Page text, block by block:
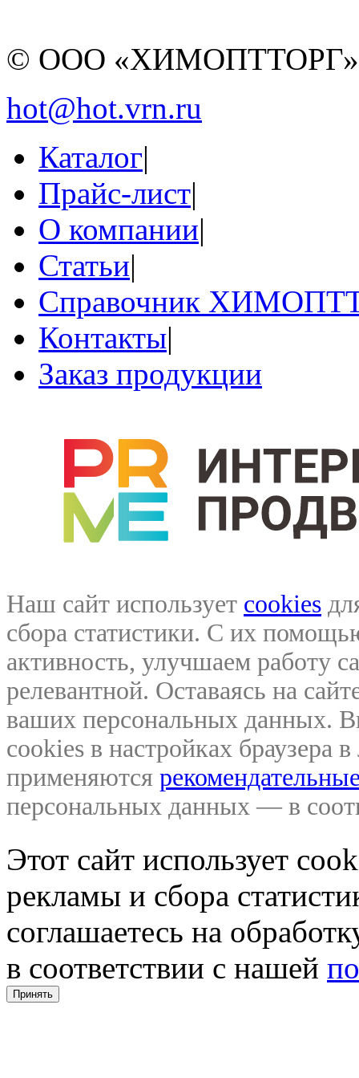
© ООО
hot@hot.vrn.ru
Каталог|
Прайс-лист|
О компании|
Статьи|
Справочник
Контакты|
Заказ продукции
Наш сайт использует cookies
сбора статистики. С их
активность, улучшаем работу
релевантной. Оставаясь на
ваших персональных данных.
cookies в настройках браузера
применяются
персональных данных — в
Этот сайт использует
рекламы и сбора
соглашаетесь на
в соответствии с нашей
Принять